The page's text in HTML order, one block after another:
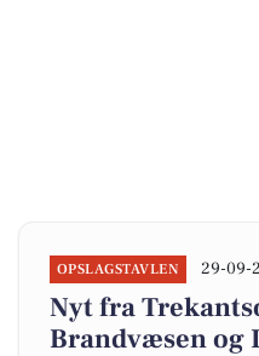
OPSLAGSTAVLEN 29-09-
Nyt fra
Brandvæsen og